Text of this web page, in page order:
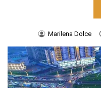
Marilena Dolce